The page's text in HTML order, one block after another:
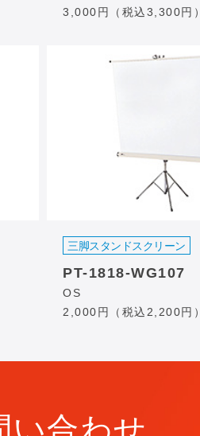
3,000円（税込3,300円）
三脚スタンドスクリーン
PT-1818-WG107
OS
2,000円（税込2,200円）
い合わせ